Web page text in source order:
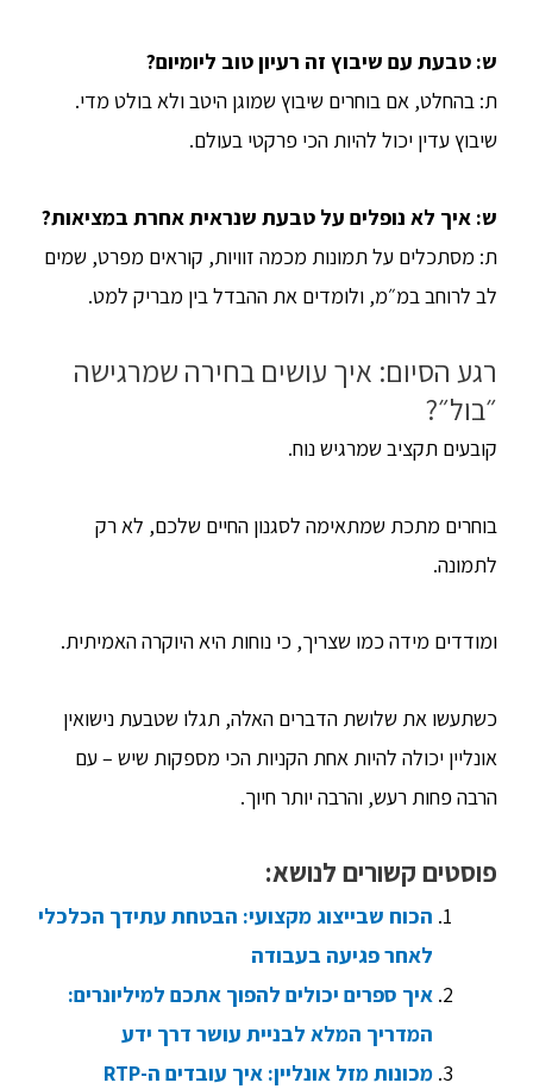
ש: טבעת עם שיבוץ זה רעיון טוב ליומיום?
ת: בהחלט, אם בוחרים שיבוץ שמוגן היטב ולא בולט מדי.
שיבוץ עדין יכול להיות הכי פרקטי בעולם.
ש: איך לא נופלים על טבעת שנראית אחרת במציאות?
ת: מסתכלים על תמונות מכמה זוויות, קוראים מפרט, שמים
לב לרוחב במ״מ, ולומדים את ההבדל בין מבריק למט.
רגע הסיום: איך עושים בחירה שמרגישה
״בול״?
קובעים תקציב שמרגיש נוח.
בוחרים מתכת שמתאימה לסגנון החיים שלכם, לא רק
לתמונה.
ומודדים מידה כמו שצריך, כי נוחות היא היוקרה האמיתית.
כשתעשו את שלושת הדברים האלה, תגלו שטבעת נישואין
אונליין יכולה להיות אחת הקניות הכי מספקות שיש – עם
הרבה פחות רעש, והרבה יותר חיוך.
פוסטים קשורים לנושא:
הכוח שבייצוג מקצועי: הבטחת עתידך הכלכלי
לאחר פגיעה בעבודה
איך ספרים יכולים להפוך אתכם למיליונרים:
המדריך המלא לבניית עושר דרך ידע
מכונות מזל אונליין: איך עובדים ה-RTP